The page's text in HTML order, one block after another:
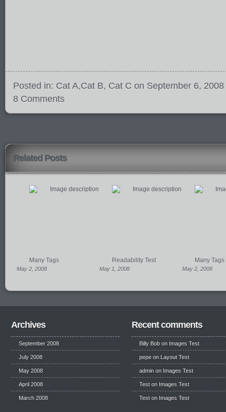
Posted in: Cat A,Cat B, Cat C on September 6, 2008
8 Comments
Related Posts
Many Tags
May 2, 2008
Readability Test
May 1, 2008
Many Tags
May 2, 2008
Archives
September 2008
July 2008
May 2008
April 2008
March 2008
Recent comments
Billy Bob on Images Test
pepe on Layout Test
admin on Images Test
Test on Images Test
Test on Images Test